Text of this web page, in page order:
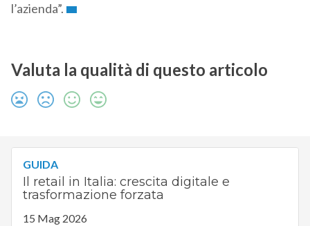
l’azienda”.
Valuta la qualità di questo articolo
GUIDA
Il retail in Italia: crescita digitale e
trasformazione forzata
15 Mag 2026